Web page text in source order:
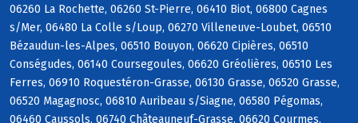
06260 La Rochette, 06260 St-Pierre, 06410 Biot, 06800 Cagnes
s/Mer, 06480 La Colle s/Loup, 06270 Villeneuve-Loubet, 06510
Bézaudun-les-Alpes, 06510 Bouyon, 06620 Cipières, 06510
Conségudes, 06140 Coursegoules, 06620 Gréolières, 06510 Les
Ferres, 06910 Roquestéron-Grasse, 06130 Grasse, 06520 Grasse,
06520 Magagnosc, 06810 Auribeau s/Siagne, 06580 Pégomas,
06460 Caussols, 06740 Châteauneuf-Grasse, 06620 Courmes,